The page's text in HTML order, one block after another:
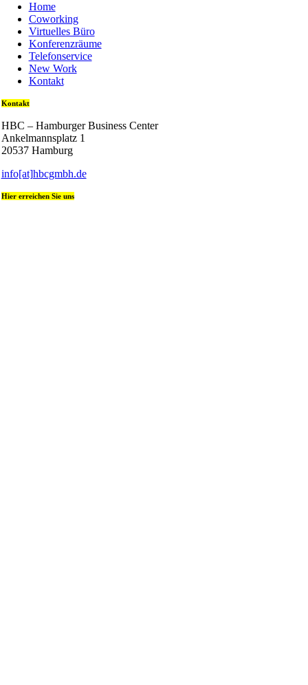
Home
Coworking
Virtuelles Büro
Konferenzräume
Telefonservice
New Work
Kontakt
Kontakt
HBC – Hamburger Business Center
Ankelmannsplatz 1
20537 Hamburg
info[at]hbcgmbh.de
Hier erreichen Sie uns